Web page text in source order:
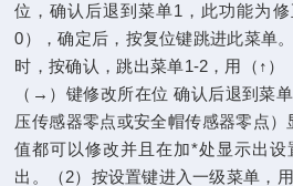
位，确认后退到菜单1，此功能为
0），确定后，按复位键跳进此菜单
时，按确认，跳出菜单1-2，用（↑）
（→）键修改所在位 确认后退到菜
压传感器零点或安全帽传感器零点
值都可以修改并且在加*处显示出
出。（2）按设置键进入一级菜单，